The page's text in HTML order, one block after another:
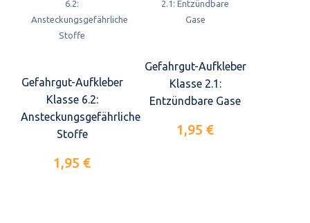
Gefahrgut-Aufkleber
Klasse 6.2:
Ansteckungsgefährliche
Stoffe
1,95 €
Gefahrgut-Aufkleber
Klasse 2.1:
Entzündbare Gase
1,95 €